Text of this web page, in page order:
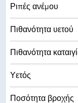
Ριπές ανέμου
Πιθανότητα υετού
Πιθανότητα
Υετός
Ποσότητα βροχής